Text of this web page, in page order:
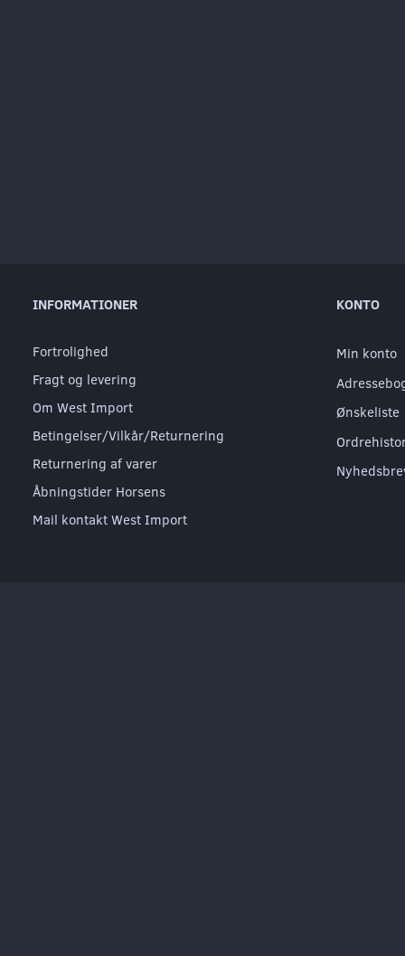
INFORMATIONER
Fortrolighed
Fragt og levering
Om West Import
Betingelser/Vilkår/Returnering
Returnering af varer
Åbningstider Horsens
Mail kontakt West Import
KONTO
Min konto
Ønskeliste